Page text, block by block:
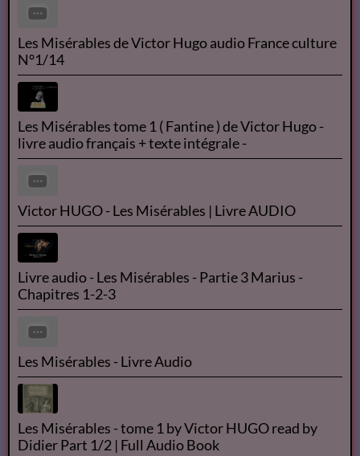
Les Misérables de Victor Hugo audio France culture
N°1/14
Les Misérables tome 1 ( Fantine ) de Victor Hugo -
livre audio français + texte intégrale -
Victor HUGO - Les Misérables | Livre AUDIO
Livre audio - Les Misérables - Partie 3 Marius -
Chapitres 1-2-3
Les Misérables - Livre Audio
Les Misérables - tome 1 by Victor HUGO read by
Didier Part 1/2 | Full Audio Book